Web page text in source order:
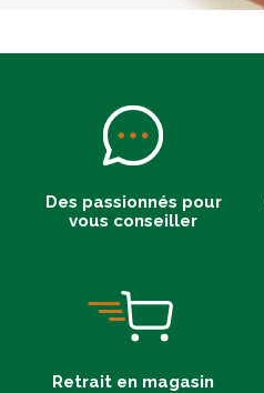
Des passionnés pour
vous conseiller
Retrait en magasin